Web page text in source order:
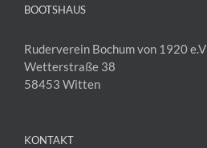
BOOTSHAUS
Ruderverein Bochum von 1920 e.V
Wetterstraße 38
58453 Witten
KONTAKT